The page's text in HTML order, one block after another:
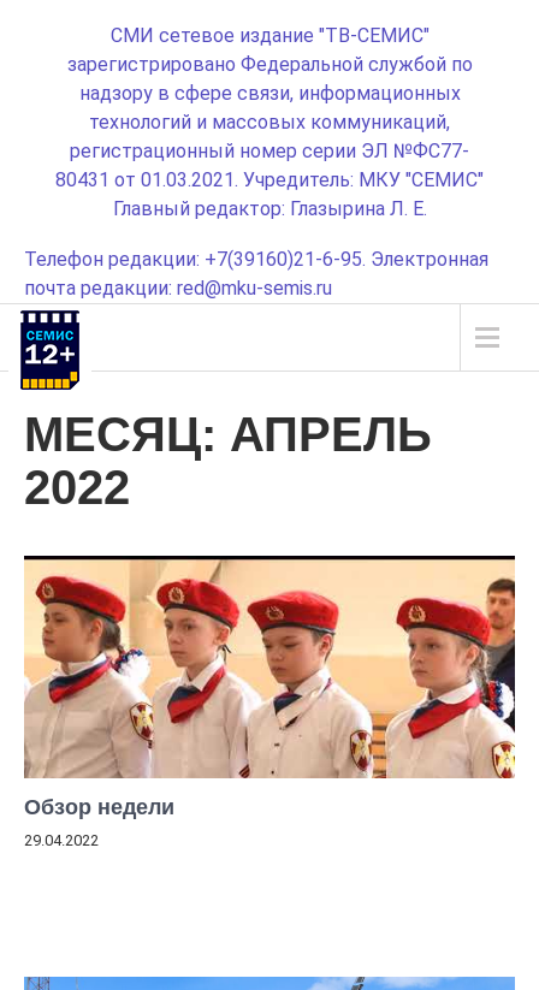
СМИ сетевое издание "ТВ-СЕМИС"
зарегистрировано Федеральной службой по
надзору в сфере связи, информационных
технологий и массовых коммуникаций,
регистрационный номер серии ЭЛ №ФС77-
80431 от 01.03.2021. Учредитель: МКУ "СЕМИС"
Главный редактор: Глазырина Л. Е.
Телефон редакции: +7(39160)21-6-95. Электронная
почта редакции: red@mku-semis.ru
МЕСЯЦ: АПРЕЛЬ
2022
Обзор недели
29.04.2022